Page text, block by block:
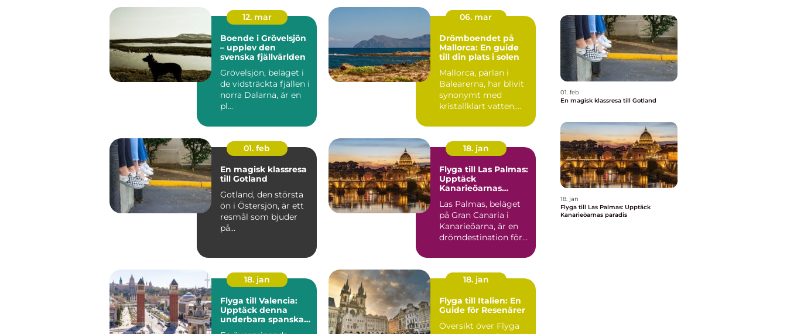
12. mar
Boende i Grövelsjön
– upplev den
svenska fjällvärlden
Grövelsjön, beläget i
de vidsträckta fjällen i
norra Dalarna, är en
pl...
06. mar
Drömboendet på
Mallorca: En guide
till din plats i solen
Mallorca, pärlan i
Balearerna, har blivit
synonymt med
kristallklart vatten,
en...
01. feb
En magisk klassresa
till Gotland
Gotland, den största
ön i Östersjön, är ett
resmål som bjuder
på...
18. jan
Flyga till Las Palmas:
Upptäck
Kanarieöarnas
Las Palmas, beläget
på Gran Canaria i
Kanarieöarna, är en
drömdestination för
Med s...
18. jan
Flyga till Valencia:
Upptäck denna
underbara spanska
18. jan
Flyga till Italien: En
Guide för Resenärer
Översikt över Flyga
01. feb
En magisk klassresa till Gotland
18. jan
Flyga till Las Palmas: Upptäck
Kanarieöarnas paradis